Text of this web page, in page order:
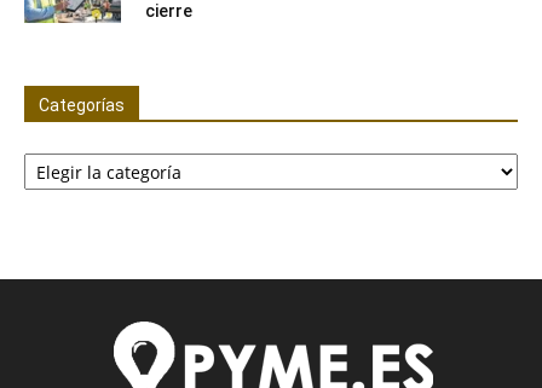
cierre
Categorías
Categorías